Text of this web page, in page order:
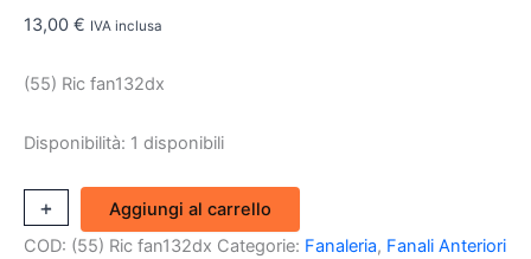
13,00 € IVA inclusa
(55) Ric fan132dx
Disponibilità: 1 disponibili
-
Plastica
Fanale
Anteriore
+
Aggiungi al carrello
COD: (55) Ric fan132dx Categorie: Fanaleria, Fanali Anteriori